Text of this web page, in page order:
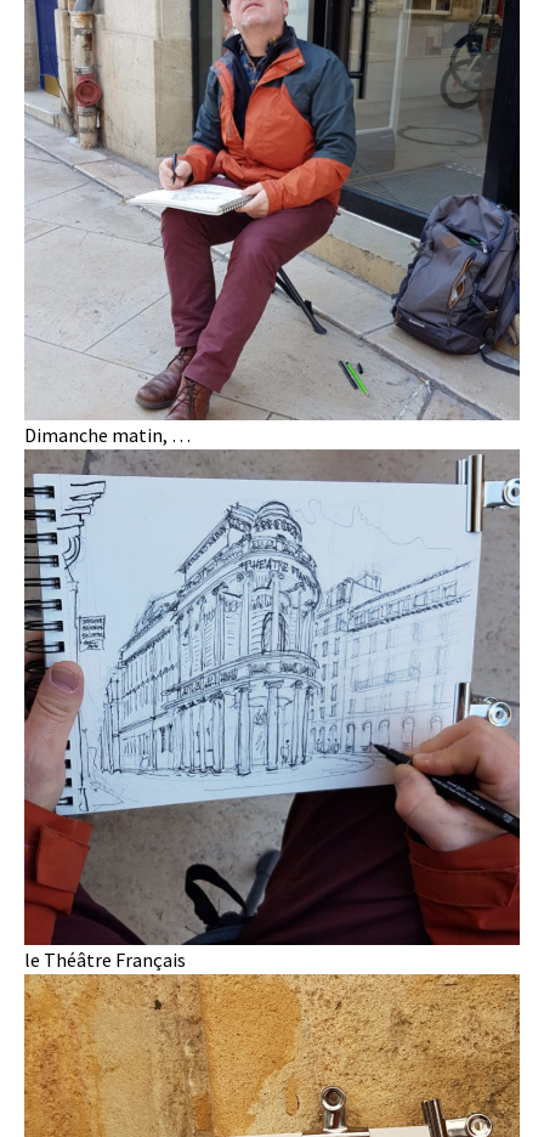
Dimanche matin, …
le Théâtre Français